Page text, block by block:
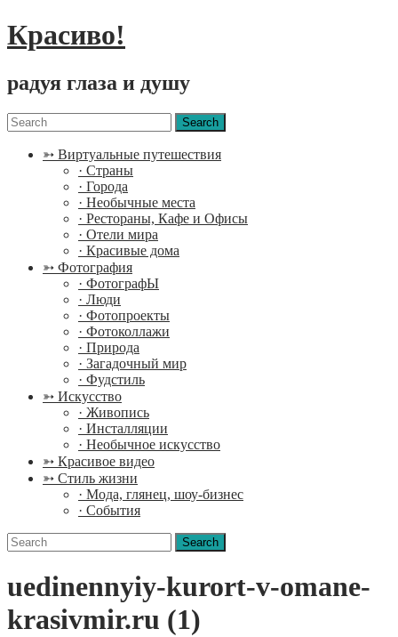
Красиво!
радуя глаза и душу
Menu
Search
for:
➳ Виртуальные путешествия
· Страны
· Города
· Необычные места
· Рестораны, Кафе и Офисы
· Отели мира
· Красивые дома
➳ Фотография
· ФотографЫ
· Люди
· Фотопроекты
· Фотоколлажи
· Природа
· Загадочный мир
· Фудстиль
➳ Искусство
· Живопись
· Инсталляции
· Необычное искусство
➳ Красивое видео
➳ Стиль жизни
· Мода, глянец, шоу-бизнес
· События
Search
for:
uedinennyiy-kurort-v-omane-
krasivmir.ru (1)